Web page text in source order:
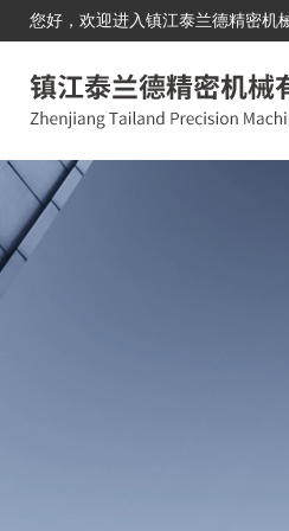
您好，欢迎进入镇江泰兰德精密机